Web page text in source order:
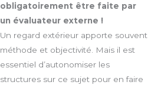
obligatoirement être faite par
un évaluateur externe !
Un regard extérieur apporte souvent
méthode et objectivité. Mais il est
essentiel d’autonomiser les
structures sur ce sujet pour en faire